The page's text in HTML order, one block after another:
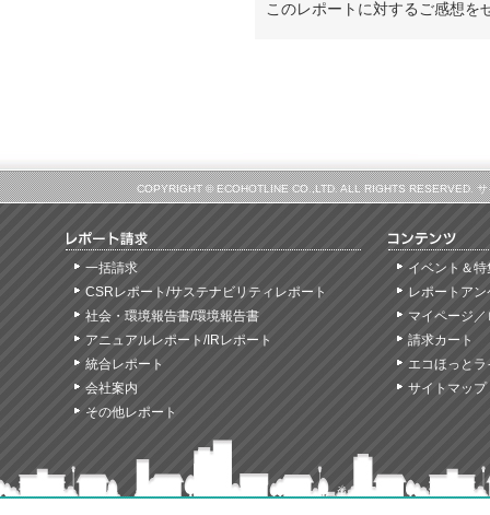
このレポートに対するご感想を
COPYRIGHT © ECOHOTLINE CO.,LTD. ALL RIGHTS RESERVED.
一括請求
CSRレポート/サステナビリティレポート
社会・環境報告書/環境報告書
アニュアルレポート/IRレポート
統合レポート
会社案内
その他レポート
イベント＆特
レポートア
マイページ
請求カート
エコほっと
サイトマップ